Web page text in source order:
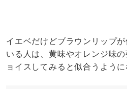
イエベだけどブラウンリップ
いる人は、黄味やオレンジ味
ョイスしてみると似合うよう